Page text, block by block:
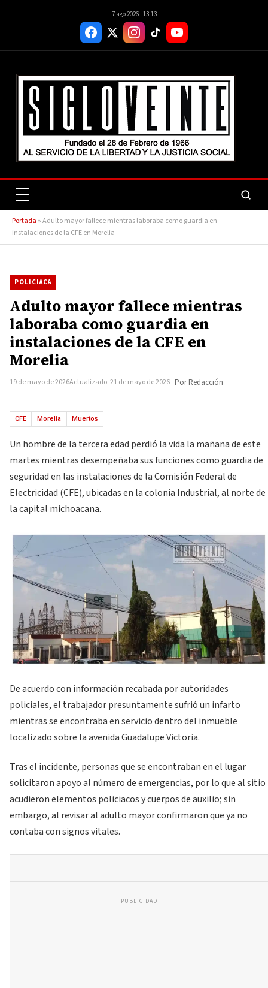
7 ago 2026 | 13:13
Portada »Adulto mayor fallece mientras laboraba como guardia en
instalaciones de la CFE en Morelia
POLICIACA
Adulto mayor fallece mientras
laboraba como guardia en
instalaciones de la CFE en
Morelia
19 de mayo de 2026Actualizado: 21 de mayo de 2026 Por Redacción
CFE Morelia Muertos
Un hombre de la tercera edad perdió la vida la mañana de este
martes mientras desempeñaba sus funciones como guardia de
seguridad en las instalaciones de la Comisión Federal de
Electricidad (CFE), ubicadas en la colonia Industrial, al norte de
la capital michoacana.
De acuerdo con información recabada por autoridades
policiales, el trabajador presuntamente sufrió un infarto
mientras se encontraba en servicio dentro del inmueble
localizado sobre la avenida Guadalupe Victoria.
Tras el incidente, personas que se encontraban en el lugar
solicitaron apoyo al número de emergencias, por lo que al sitio
acudieron elementos policiacos y cuerpos de auxilio; sin
embargo, al revisar al adulto mayor confirmaron que ya no
contaba con signos vitales.
PUBLICIDAD